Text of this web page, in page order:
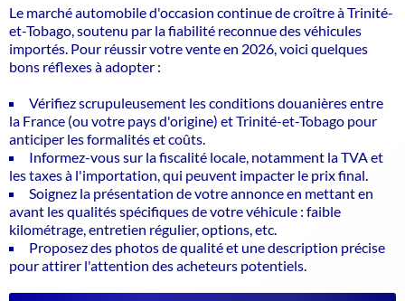
Le marché automobile d'occasion continue de croître à Trinité-
et-Tobago, soutenu par la fiabilité reconnue des véhicules
importés. Pour réussir votre vente en 2026, voici quelques
bons réflexes à adopter :
Vérifiez scrupuleusement les conditions douanières entre
la France (ou votre pays d'origine) et Trinité-et-Tobago pour
anticiper les formalités et coûts.
Informez-vous sur la fiscalité locale, notamment la TVA et
les taxes à l'importation, qui peuvent impacter le prix final.
Soignez la présentation de votre annonce en mettant en
avant les qualités spécifiques de votre véhicule : faible
kilométrage, entretien régulier, options, etc.
Proposez des photos de qualité et une description précise
pour attirer l'attention des acheteurs potentiels.